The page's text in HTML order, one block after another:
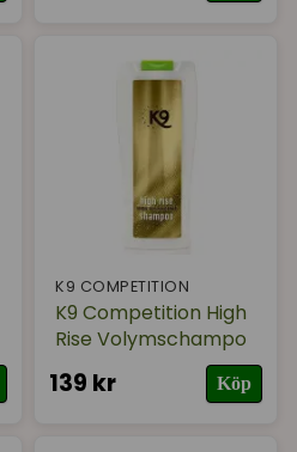
K9 COMPETITION
K9 Competition High
Rise Volymschampo
139 kr Köp